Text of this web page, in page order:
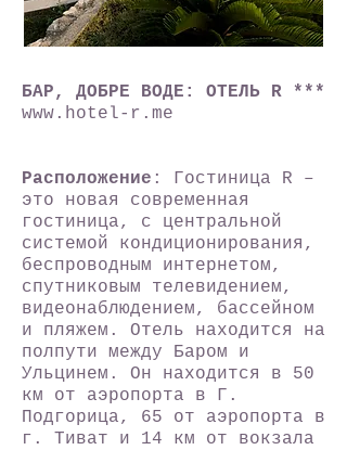
БАР, ДОБРЕ ВОДЕ: ОТЕЛЬ R ***
www.hotel-r.me
Расположение : Гостиница R –
это новая современная
гостиница, с центральной
системой кондиционирования,
беспроводным интернетом,
спутниковым телевидением,
видеонаблюдением, бассейном
и пляжем. Отель находится на
полпути между Баром и
Ульцинем. Он находится в 50
км от аэропорта в Г.
Подгорица, 65 от аэропорта в
г. Тиват и 14 км от вокзала